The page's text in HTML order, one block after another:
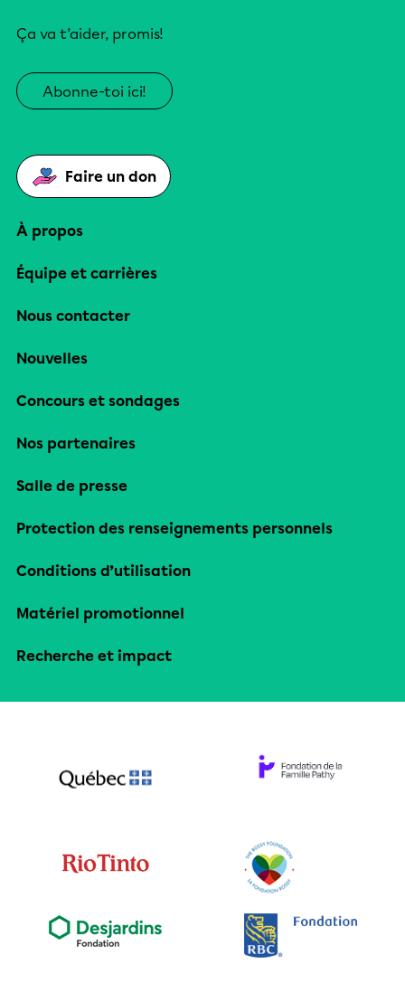
Ça va t’aider, promis!
Abonne-toi ici!
Faire un don
À propos
Équipe et carrières
Nous contacter
Nouvelles
Concours et sondages
Nos partenaires
Salle de presse
Protection des renseignements personnels
Conditions d’utilisation
Matériel promotionnel
Recherche et impact